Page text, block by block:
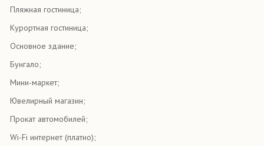
Пляжная гостиница;
Курортная гостиница;
Основное здание;
Бунгало;
Мини-маркет;
Ювелирный магазин;
Прокат автомобилей;
Wi-Fi интернет (платно);